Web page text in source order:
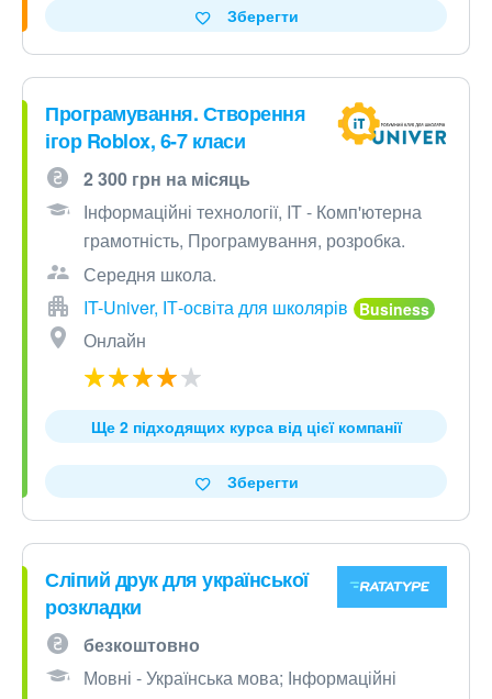
Зберегти
Програмування. Створення
ігор Roblox, 6-7 класи
2 300 грн на місяць
Інформаційні технології, IT - Комп'ютерна
грамотність, Програмування, розробка.
Середня школа.
IT-Univer, ІТ-освіта для школярів
Онлайн
Ще 2 підходящих курса від цієї компанії
Зберегти
Сліпий друк для української
розкладки
безкоштовно
Мовні - Українська мова; Інформаційні